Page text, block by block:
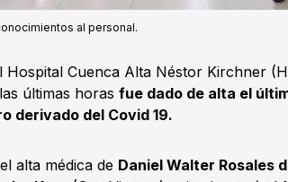
al personal.
l Hospital Cuenca Alta Néstor Kirchner
las últimas horasfue dado de alta el
derivado del Covid 19.
alta médica de Daniel Walter Rosales